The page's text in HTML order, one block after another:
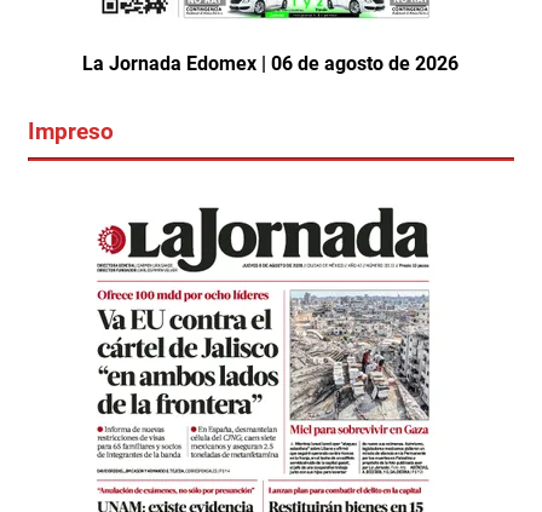
La Jornada Edomex | 06 de agosto de 2026
Impreso